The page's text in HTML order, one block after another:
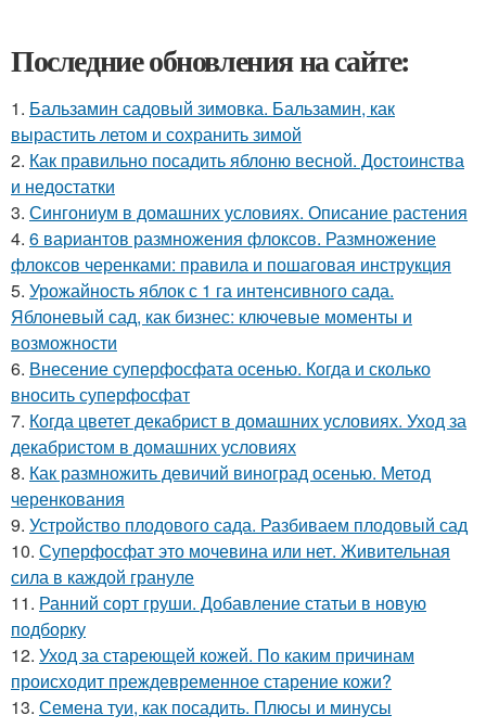
Последние обновления на сайте:
1. Бальзамин садовый зимовка. Бальзамин, как
вырастить летом и сохранить зимой
2. Как правильно посадить яблоню весной. Достоинства
и недостатки
3. Сингониум в домашних условиях. Описание растения
4. 6 вариантов размножения флоксов. Размножение
флоксов черенками: правила и пошаговая инструкция
5. Урожайность яблок с 1 га интенсивного сада.
Яблоневый сад, как бизнес: ключевые моменты и
возможности
6. Внесение суперфосфата осенью. Когда и сколько
вносить суперфосфат
7. Когда цветет декабрист в домашних условиях. Уход за
декабристом в домашних условиях
8. Как размножить девичий виноград осенью. Метод
черенкования
9. Устройство плодового сада. Разбиваем плодовый сад
10. Суперфосфат это мочевина или нет. Живительная
сила в каждой грануле
11. Ранний сорт груши. Добавление статьи в новую
подборку
12. Уход за стареющей кожей. По каким причинам
происходит преждевременное старение кожи?
13. Семена туи, как посадить. Плюсы и минусы